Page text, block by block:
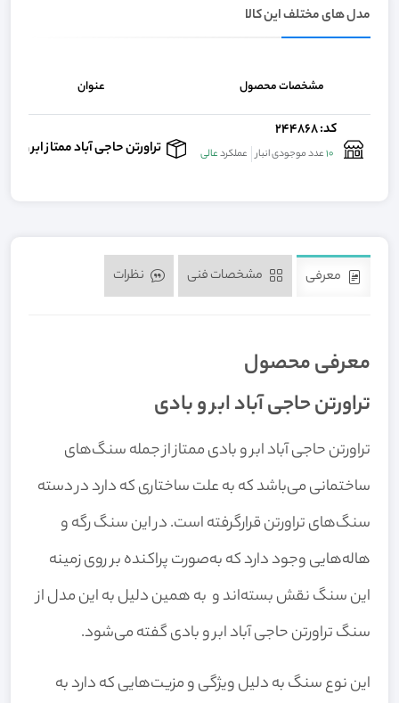
مدل های مختلف این کالا
مشخصات محصول عنوان
کد: 244868
10عدد موجودی انبار عملکردعالی تراورتن حاجی‌ آباد ممتاز ابر و
معرفی
معرفی محصول
تراورتن حاجی‌ آباد ابر و بادی
تراورتن حاجی آباد ابر و بادی ممتاز از جمله سنگ‌های
ساختمانی می‌باشد که به علت ساختاری که دارد در دسته
سنگ‌های تراورتن قرارگرفته است. در این سنگ رگه و
هاله‌هایی وجود دارد که به‌صورت پراکنده بر روی زمینه
این سنگ نقش بسته‌اند و به همین دلیل به این مدل از
سنگ تراورتن حاجی‌ آباد ابر و بادی گفته می‌شود.
این نوع سنگ به دلیل ویژگی و مزیت‌هایی که دارد به